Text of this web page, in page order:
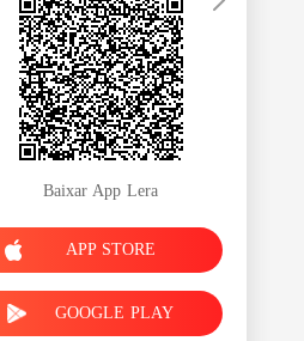
Baixar App Lera
APP STORE
GOOGLE PLAY